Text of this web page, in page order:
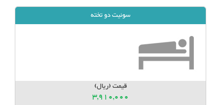
سوئیت دو تخته
قیمت (ریال)
3,910,000